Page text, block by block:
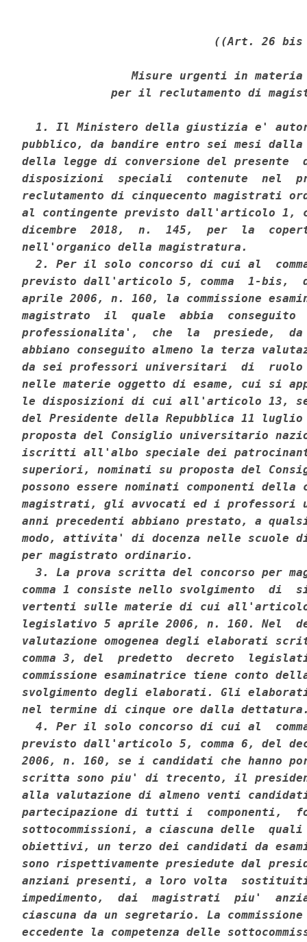
((Art. 26
Misure urgenti in
per il reclutamento di
1. Il Ministero della giustizia e'
pubblico, da bandire entro sei mesi
della legge di conversione del presente
disposizioni  speciali  contenute  nel
reclutamento di cinquecento
al contingente previsto dall'articolo 1,
dicembre  2018,  n.  145,  per  la
nell'organico della magistratura.
2. Per il solo concorso di cui al
previsto dall'articolo 5, comma  1-bis,
aprile 2006, n. 160, la commissione
magistrato  il  quale  abbia
professionalita',  che  la  presiede,
abbiano conseguito almeno la terza
da sei professori universitari  di
nelle materie oggetto di esame, cui si
le disposizioni di cui all'articolo 13,
del Presidente della Repubblica 11
proposta del Consiglio universitario
iscritti all'albo speciale dei
superiori, nominati su proposta del
possono essere nominati componenti
magistrati, gli avvocati ed i professori
anni precedenti abbiano prestato, a
modo, attivita' di docenza nelle scuole
per magistrato ordinario.
3. La prova scritta del concorso per
comma 1 consiste nello svolgimento
vertenti sulle materie di cui all'articolo
legislativo 5 aprile 2006, n. 160.
valutazione omogenea degli elaborati
comma 3, del  predetto  decreto
commissione esaminatrice tiene conto
svolgimento degli elaborati. Gli
nel termine di cinque ore dalla
4. Per il solo concorso di cui al
previsto dall'articolo 5, comma 6, del
2006, n. 160, se i candidati che hanno
scritta sono piu' di trecento, il
alla valutazione di almeno venti
partecipazione di tutti i  componenti,
sottocommissioni, a ciascuna delle
obiettivi, un terzo dei candidati da
sono rispettivamente presiedute dal
anziani presenti, a loro volta
impedimento,  dai  magistrati  piu'
ciascuna da un segretario. La
eccedente la competenza delle